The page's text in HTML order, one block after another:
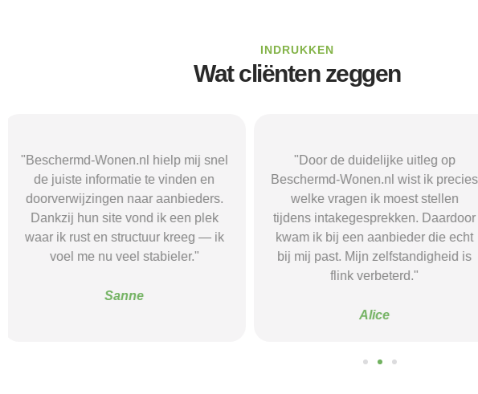
INDRUKKEN
Wat cliënten zeggen
"Door de duidelijke uitleg op
Beschermd-Wonen.nl wist ik precies
welke vragen ik moest stellen
tijdens intakegesprekken. Daardoor
kwam ik bij een aanbieder die echt
bij mij past. Mijn zelfstandigheid is
"Ik was onzeker en verdwaald in alle
termen en opties. Beschermd-
Wonen.nl maakte het helder en
leidde me naar een passende
zorgaanbieder. Het heeft me tijd en
stress bespaard en mijn herstel een
goede start gegeven."
Kevin